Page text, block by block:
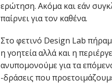
ερώτηση. Ακόμα και εάν
παίρνει για τον καθένα.
Στο φετινό Design Lab
η γοητεία αλλά και η
ανυπομονούμε για τα
-δράσεις που